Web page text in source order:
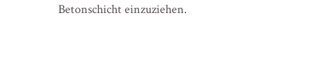
Betonschicht einzuziehen.